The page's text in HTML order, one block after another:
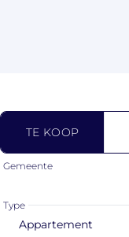
TE KOOP
Gemeente
Type
Appartement